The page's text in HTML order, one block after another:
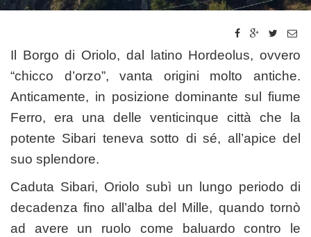
Il Borgo di Oriolo, dal latino Hordeolus, ovvero
“chicco d’orzo”, vanta origini molto antiche.
Anticamente, in posizione dominante sul fiume
Ferro, era una delle venticinque città che la
potente Sibari teneva sotto di sé, all’apice del
suo splendore.
Caduta Sibari, Oriolo subì un lungo periodo di
decadenza fino all’alba del Mille, quando tornò
ad avere un ruolo come baluardo contro le